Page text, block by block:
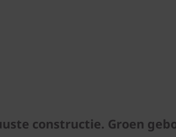
constructie. Groen